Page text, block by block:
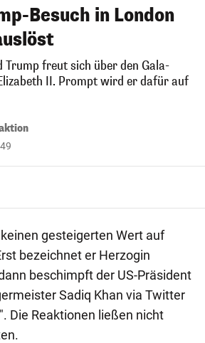
Besuch in London
Trump freut sich über den Gala-
II. Prompt wird er dafür auf
gesteigerten Wert auf
bezeichnet er Herzogin
beschimpft der US-Präsident
Sadiq Khan via Twitter
Die Reaktionen ließen nicht